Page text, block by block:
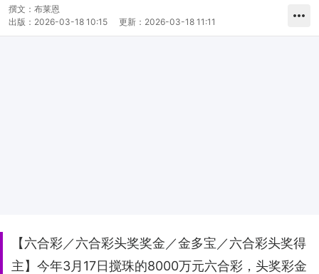
撰文： 布莱恩
出版： 2026-03-18 10:15 更新： 2026-03-18 11:11
【六合彩／六合彩头奖奖金／金多宝／六合彩头奖得
主】今年3月17日搅珠的8000万元六合彩，头奖彩金